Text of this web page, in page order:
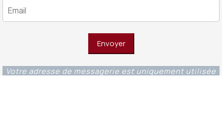
Votre adresse de messagerie est uniquement utilisée